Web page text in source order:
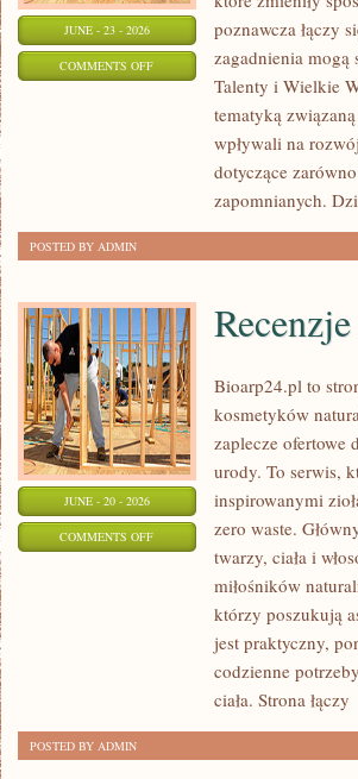
JUNE - 23 - 2026
COMMENTS OFFON
PRZYSZŁOŚĆ
poznawcza łączy
zagadnienia mogą
Talenty i Wielkie
tematyką
wpływali na
dotyczące
zapomnianych.
POSTED BY ADMIN
JUNE - 20 - 2026
COMMENTS OFFON
PORÓWNANIA
Bioarp24.pl to
kosmetyków
zaplecze ofertowe
urody. To serwis,
inspirowanymi
zero waste.
twarzy, ciała i
miłośników
którzy poszukują
jest praktyczny,
codzienne
ciała. Strona łączy
POSTED BY ADMIN